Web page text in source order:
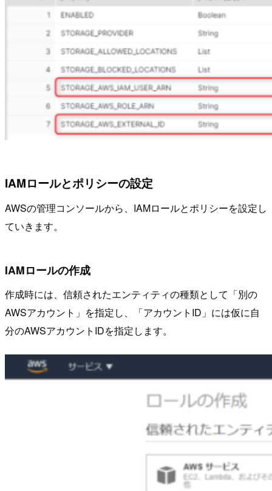
IAMロールとポリシーの設定
AWSの管理コンソールから、IAMロールとポリシーを設定し
ていきます。
IAMロールの作成
作成時には、信頼されたエンティティの種類として「別の
AWSアカウント」を指定し、「アカウントID」には仮に自
分のAWSアカウントIDを指定します。